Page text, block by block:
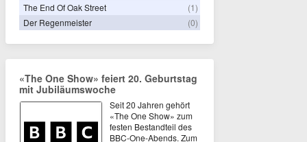
The End Of Oak Street
(1)
Der Regenmeister
(0)
«The One Show» feiert 20. Geburtstag
mit Jubiläumswoche
Seit 20 Jahren gehört
«The One Show» zum
festen Bestandteil des
BBC-One-Abends. Zum